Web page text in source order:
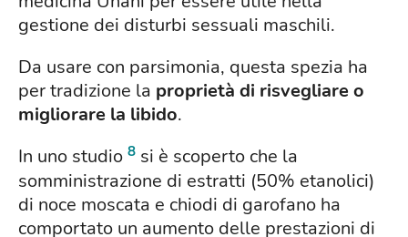
gestione dei disturbi sessuali maschili.
Da usare con parsimonia, questa spezia ha
per tradizione la proprietà di risvegliare o
migliorare la libido.
In uno studio 8 si è scoperto che la
somministrazione di estratti (50% etanolici)
di noce moscata e chiodi di garofano ha
comportato un aumento delle prestazioni di